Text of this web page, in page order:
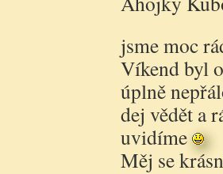
jsme moc
Víkend byl
úplně
dej vědět a
uvidíme
Měj se